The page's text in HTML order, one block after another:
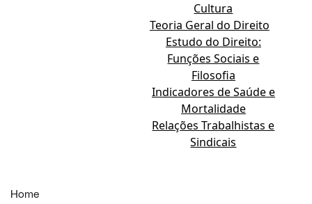
Cultura
Teoria Geral do Direito
Estudo do Direito:
Funções Sociais e
Filosofia
Indicadores de Saúde e
Mortalidade
Relações Trabalhistas e
Sindicais
Home